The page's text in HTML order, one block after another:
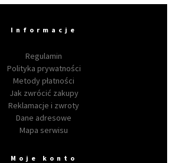
Informacje
Regulamin
Polityka prywatności
Metody płatności
Jak zwrócić zakupy
Reklamacje i zwroty
Dane adresowe
Mapa serwisu
Moje konto